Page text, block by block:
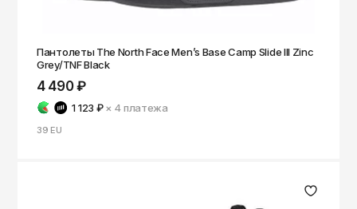
Пантолеты The North Face Men’s Base Camp Slide III Zinc
Grey/TNF Black
4 490 ₽
1 123 ₽ × 4платежа
39 EU